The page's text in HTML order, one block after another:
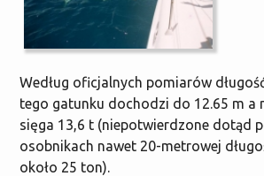
Według oficjalnych pomiarów
tego gatunku dochodzi do 12.65 m a
sięga 13,6 t (niepotwierdzone dotąd
osobnikach nawet 20-metrowej
około 25 ton).